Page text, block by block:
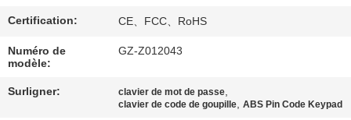
CONTACTEZ-
NOUS
DEMANDEZ
Certification: CE、FCC、RoHS
Numéro de
modèle:
GZ-Z012043
Surligner: clavier de mot de passe,
clavier de code de goupille,ABS Pin Code Keypad